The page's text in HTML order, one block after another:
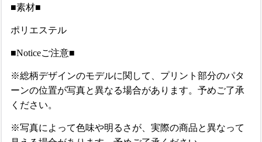
■素材■
ポリエステル
■Noticeご注意■
※総柄デザインのモデルに関して、プリント部分のパタ
ーンの位置が写真と異なる場合があります。予めご了承
ください。
※写真によって色味や明るさが、実際の商品と異なって